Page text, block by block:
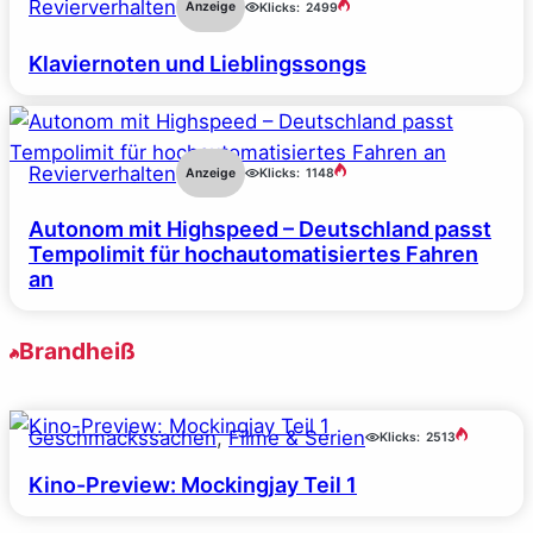
Revierverhalten Anzeige Klicks: 2499
Klaviernoten und Lieblingssongs
Revierverhalten Anzeige Klicks: 1148
Autonom mit Highspeed – Deutschland passt
Tempolimit für hochautomatisiertes Fahren
an
Brandheiß
Geschmackssachen, Filme & Serien Klicks: 2513
Kino-Preview: Mockingjay Teil 1